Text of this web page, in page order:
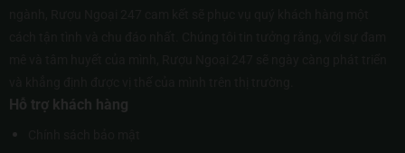
Hỗ trợ khách hàng